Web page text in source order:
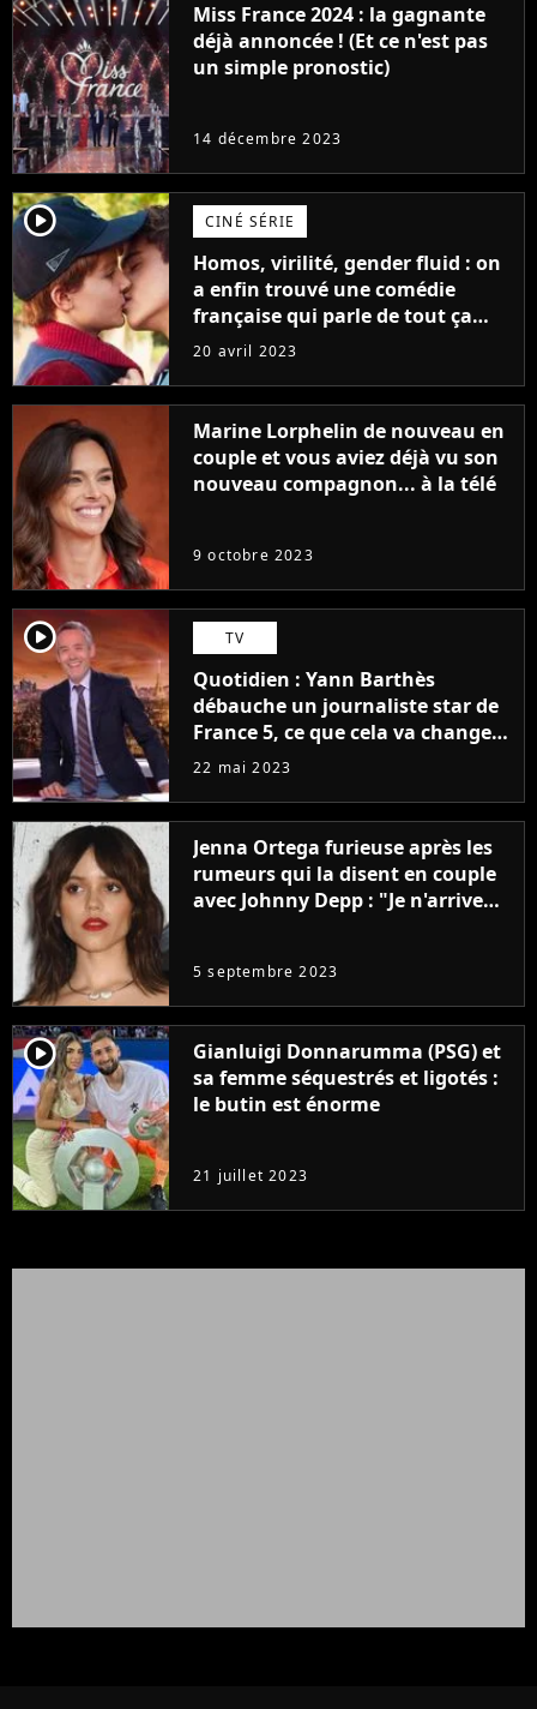
Miss France 2024 : la gagnante
déjà annoncée ! (Et ce n'est pas
un simple pronostic)
14 décembre 2023
player2 CINÉ SÉRIE
Homos, virilité, gender fluid : on
a enfin trouvé une comédie
française qui parle de tout ça
sans être super ringarde
20 avril 2023
Marine Lorphelin de nouveau en
couple et vous aviez déjà vu son
nouveau compagnon... à la télé
9 octobre 2023
player2 TV
Quotidien : Yann Barthès
débauche un journaliste star de
France 5, ce que cela va changer
à la rentrée
22 mai 2023
Jenna Ortega furieuse après les
rumeurs qui la disent en couple
avec Johnny Depp : "Je n'arrive
5 septembre 2023
player2
Gianluigi Donnarumma (PSG) et
sa femme séquestrés et ligotés :
le butin est énorme
21 juillet 2023